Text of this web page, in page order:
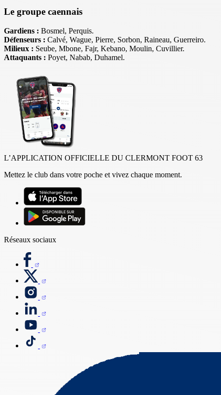
Le groupe caennais
Gardiens : Bosmel, Perquis.
Défenseurs : Calvé, Wague, Pierre, Sorbon, Raineau, Guerreiro.
Milieux : Seube, Mbone, Fajr, Kebano, Moulin, Cuvillier.
Attaquants : Poyet, Nabab, Duhamel.
L’APPLICATION OFFICIELLE DU CLERMONT FOOT 63
Mettez le club dans votre poche et vivez chaque moment.
Réseaux sociaux